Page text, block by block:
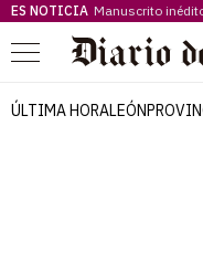
ES NOTICIA Manuscrito
Menú
ÚLTIMA HORALEÓN